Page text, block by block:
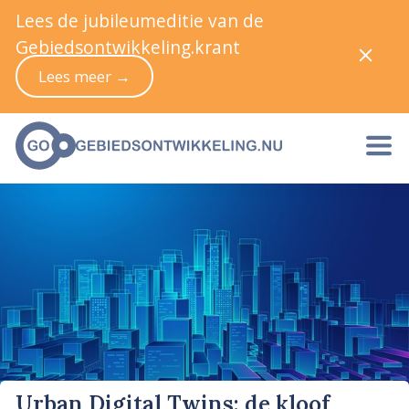
Lees de jubileumeditie van de
Gebiedsontwikkeling.krant
Lees meer →